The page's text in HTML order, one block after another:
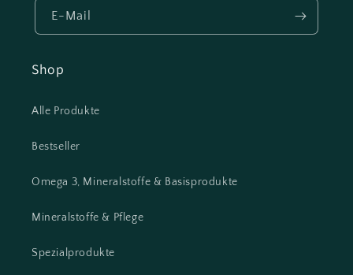
E-Mail
Shop
Alle Produkte
Bestseller
Omega 3, Mineralstoffe & Basisprodukte
Mineralstoffe & Pflege
Spezialprodukte